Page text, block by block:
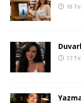
18
17